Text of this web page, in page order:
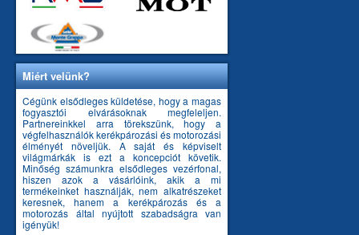
Miért velünk?
Cégünk elsődleges küldetése, hogy a magas
fogyasztói elvárásoknak megfeleljen.
Partnereinkkel arra törekszünk, hogy a
végfelhasználók kerékpározási és motorozási
élményét növeljük. A saját és képviselt
világmárkák is ezt a koncepciót követik.
Minőség számunkra elsődleges vezérfonal,
hiszen azok a vásárlóink, akik a mi
termékeinket használják, nem alkatrészeket
keresnek, hanem a kerékpározás és a
motorozás által nyújtott szabadságra van
igényük!